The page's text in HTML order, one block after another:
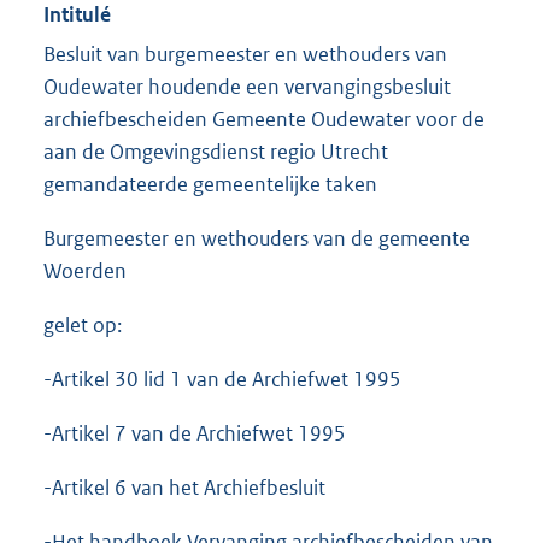
Intitulé
Besluit van burgemeester en wethouders van
Oudewater houdende een vervangingsbesluit
archiefbescheiden Gemeente Oudewater voor de
aan de Omgevingsdienst regio Utrecht
gemandateerde gemeentelijke taken
Burgemeester en wethouders van de gemeente
Woerden
gelet op:
-Artikel 30 lid 1 van de Archiefwet 1995
-Artikel 7 van de Archiefwet 1995
-Artikel 6 van het Archiefbesluit